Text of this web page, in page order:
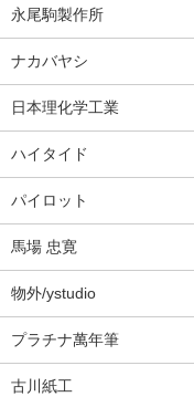
永尾駒製作所
ナカバヤシ
日本理化学工業
ハイタイド
パイロット
馬場 忠寛
物外/ystudio
プラチナ萬年筆
古川紙工